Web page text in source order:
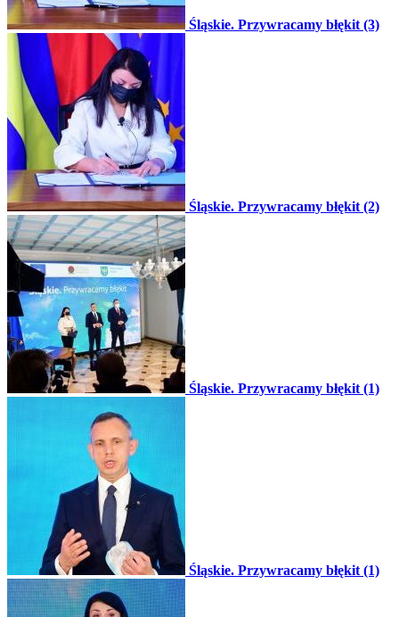
Śląskie. Przywracamy błękit (3)
Śląskie. Przywracamy błękit (2)
Śląskie. Przywracamy błękit (1)
Śląskie. Przywracamy błękit (1)